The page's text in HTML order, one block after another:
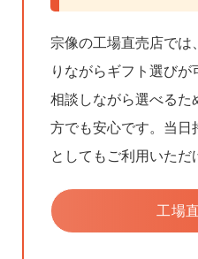
宗像の工場直売店では
りながらギフト選びが
相談しながら選べるた
方でも安心です。当日
としてもご利用いただ
工場